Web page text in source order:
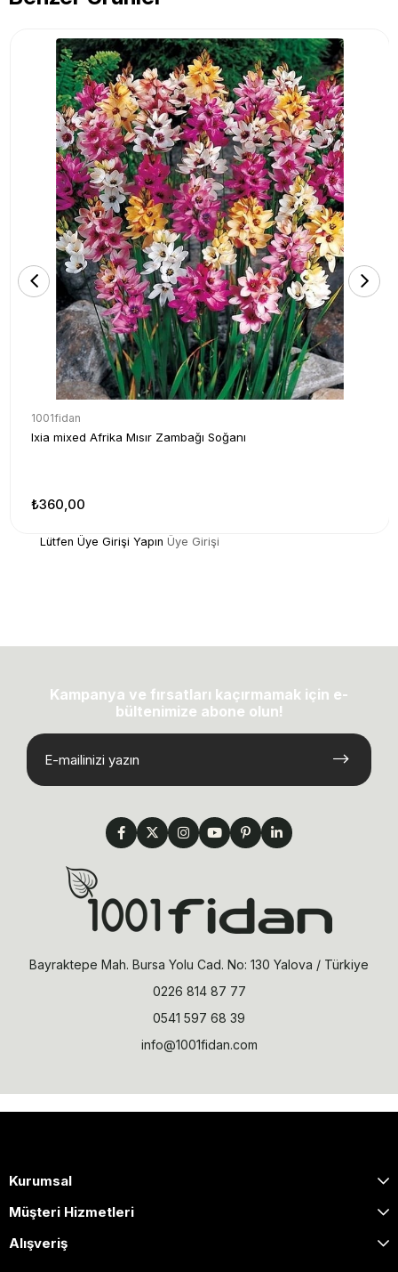
1001fidan
Ixia mixed Afrika Mısır Zambağı Soğanı
₺360,00
Lütfen Üye Girişi Yapın Üye Girişi
Kampanya ve fırsatları kaçırmamak için e-
bültenimize abone olun!
Bayraktepe Mah. Bursa Yolu Cad. No: 130 Yalova / Türkiye
0226 814 87 77
0541 597 68 39
info@1001fidan.com
Kurumsal
Müşteri Hizmetleri
Alışveriş